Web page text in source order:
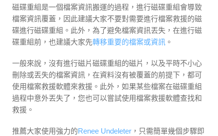
磁碟重組是一個檔案資訊搬運的過程，進行磁碟重組會導致
檔案資訊覆蓋，因此建議大家不要對需要進行檔案救援的磁
碟進行磁碟重組。此外，為了避免檔案資訊丟失，在進行磁
碟重組前，也建議大家先轉移重要的檔案或資訊 。
一般來說，沒有進行磁片磁碟重組的磁片，以及平時不小心
刪除或丟失的檔案資訊，在資料沒有被覆蓋的前提下，都可
使用檔案救援軟體來救援。此外，如果某些檔案在磁碟重組
過程中意外丟失了，您也可以嘗試使用檔案救援軟體查找和
救援。
推薦大家使用強力的Renee Undeleter ，只需簡單幾個步驟即